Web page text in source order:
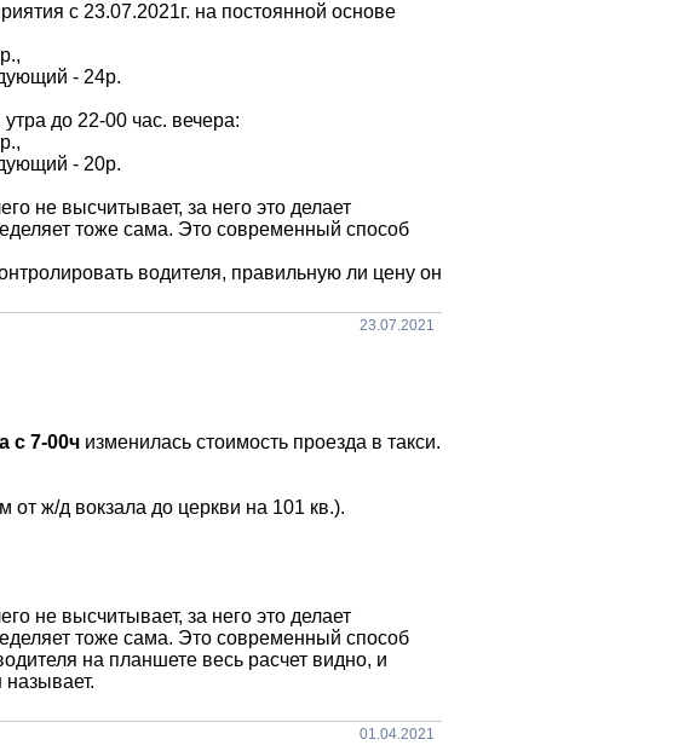
с 23.07.2021г. на постоянной основе
- 24р.
до 22-00 час. вечера:
- 20р.
не высчитывает, за него это делает
тоже сама. Это современный способ
водителя, правильную ли цену он
23.07.2021
с 7-00ч изменилась стоимость проезда в такси.
от ж/д вокзала до церкви на 101 кв.).
не высчитывает, за него это делает
тоже сама. Это современный способ
на планшете весь расчет видно, и
01.04.2021